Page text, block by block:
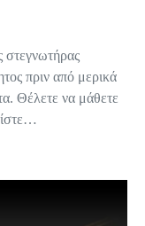
στεγνωτήρας
πριν από μερικά
Θέλετε να μάθετε